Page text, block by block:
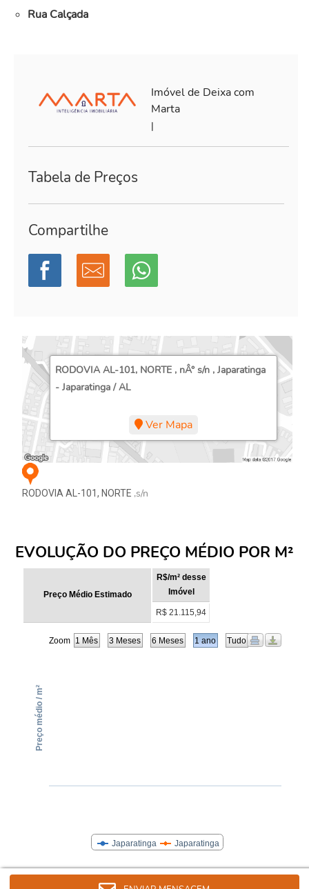
Rua Calçada
Imóvel de Deixa com
Marta
|
Tabela de Preços
Compartilhe
RODOVIA AL-101, NORTE , nÂ° s/n , Japaratinga
- Japaratinga / AL
Ver Mapa
RODOVIA AL-101, NORTE ,s/n
EVOLUÇÃO DO PREÇO MÉDIO POR M²